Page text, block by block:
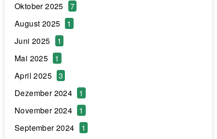
Oktober 2025
7
August 2025
1
Juni 2025
1
Mai 2025
1
April 2025
3
Dezember 2024
1
November 2024
1
September 2024
1